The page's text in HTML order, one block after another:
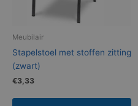
Meubilair
Stapelstoel met stoffen zitting
(zwart)
€3,33